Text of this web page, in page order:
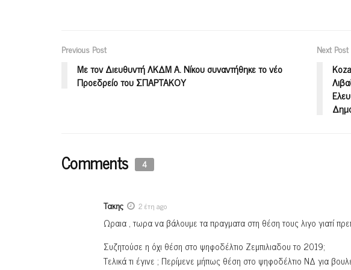
Previous Post
Με τον Διευθυντή ΛΚΔΜ Α. Νίκου συναντήθηκε το νέο
Προεδρείο του ΣΠΑΡΤΑΚΟΥ
Next Post
Comments 4
Τακης 2 έτη ago
Ωραια , τωρα να βάλουμε τα πραγματα στη θέση τους λιγο γιατί
Συζητούσε η όχι θέση στο ψηφοδέλτιο Ζεμπιλιαδου το 2019;
Τελικά τι έγινε ; Περίμενε μήπως θέση στο ψηφοδέλτιο ΝΔ για